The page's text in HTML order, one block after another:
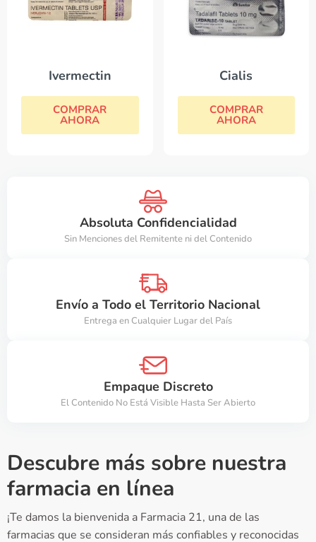
Absoluta Confidencialidad
Sin Menciones del Remitente ni del Contenido
Envío a Todo el Territorio Nacional
Entrega en Cualquier Lugar del País
Empaque Discreto
El Contenido No Está Visible Hasta Ser Abierto
Descubre más sobre nuestra
farmacia en línea
¡Te damos la bienvenida a Farmacia 21, una de las
farmacias que se consideran más confiables y reconocidas
Ivermectin
COMPRAR
AHORA
Cialis
COMPRAR
AHORA